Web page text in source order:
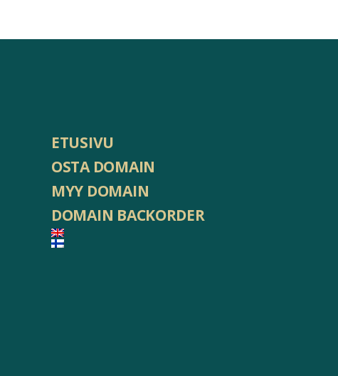
ETUSIVU
OSTA DOMAIN
MYY DOMAIN
DOMAIN BACKORDER